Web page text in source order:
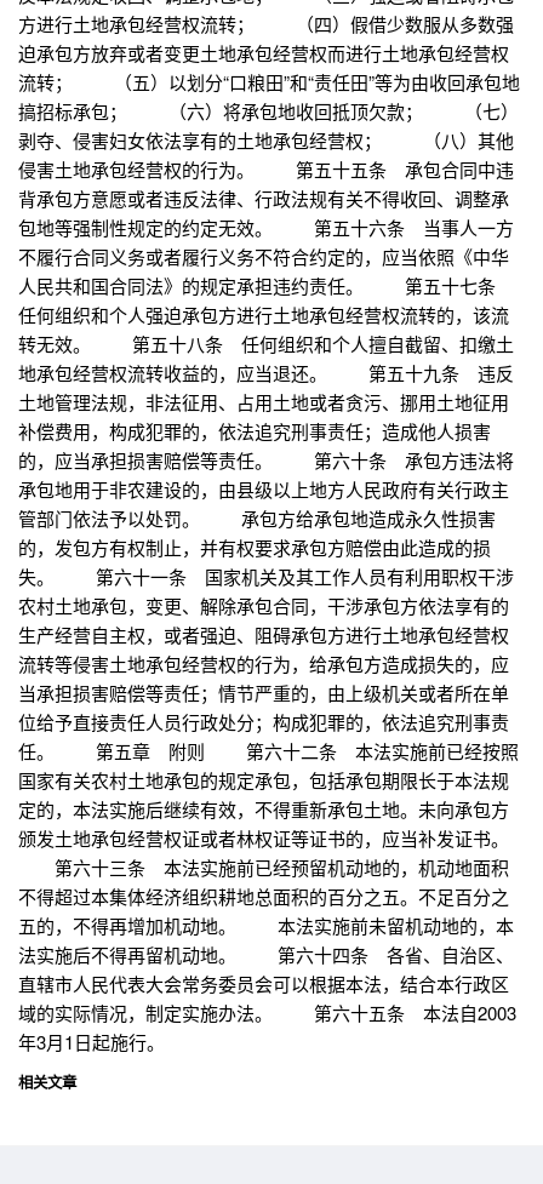
方进行土地承包经营权流转； （四）假借少数服从多数强
迫承包方放弃或者变更土地承包经营权而进行土地承包经营权
流转； （五）以划分“口粮田”和“责任田”等为由收回承包地
搞招标承包； （六）将承包地收回抵顶欠款； （七）
剥夺、侵害妇女依法享有的土地承包经营权； （八）其他
侵害土地承包经营权的行为。 第五十五条 承包合同中违
背承包方意愿或者违反法律、行政法规有关不得收回、调整承
包地等强制性规定的约定无效。 第五十六条 当事人一方
不履行合同义务或者履行义务不符合约定的，应当依照《中华
人民共和国合同法》的规定承担违约责任。 第五十七条
任何组织和个人强迫承包方进行土地承包经营权流转的，该流
转无效。 第五十八条 任何组织和个人擅自截留、扣缴土
地承包经营权流转收益的，应当退还。 第五十九条 违反
土地管理法规，非法征用、占用土地或者贪污、挪用土地征用
补偿费用，构成犯罪的，依法追究刑事责任；造成他人损害
的，应当承担损害赔偿等责任。 第六十条 承包方违法将
承包地用于非农建设的，由县级以上地方人民政府有关行政主
管部门依法予以处罚。 承包方给承包地造成永久性损害
的，发包方有权制止，并有权要求承包方赔偿由此造成的损
失。 第六十一条 国家机关及其工作人员有利用职权干涉
农村土地承包，变更、解除承包合同，干涉承包方依法享有的
生产经营自主权，或者强迫、阻碍承包方进行土地承包经营权
流转等侵害土地承包经营权的行为，给承包方造成损失的，应
当承担损害赔偿等责任；情节严重的，由上级机关或者所在单
位给予直接责任人员行政处分；构成犯罪的，依法追究刑事责
任。 第五章 附则 第六十二条 本法实施前已经按照
国家有关农村土地承包的规定承包，包括承包期限长于本法规
定的，本法实施后继续有效，不得重新承包土地。未向承包方
颁发土地承包经营权证或者林权证等证书的，应当补发证书。
第六十三条 本法实施前已经预留机动地的，机动地面积
不得超过本集体经济组织耕地总面积的百分之五。不足百分之
五的，不得再增加机动地。 本法实施前未留机动地的，本
法实施后不得再留机动地。 第六十四条 各省、自治区、
直辖市人民代表大会常务委员会可以根据本法，结合本行政区
域的实际情况，制定实施办法。 第六十五条 本法自2003
年3月1日起施行。
相关文章